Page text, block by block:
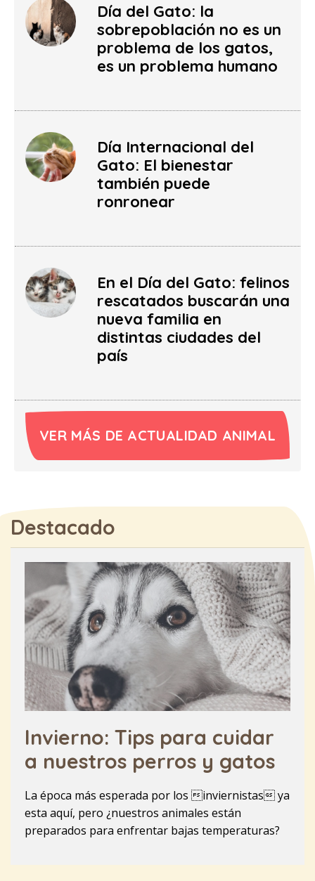
Día del Gato: la
sobrepoblación no es un
problema de los gatos,
es un problema humano
Día Internacional del
Gato: El bienestar
también puede
ronronear
En el Día del Gato: felinos
rescatados buscarán una
nueva familia en
distintas ciudades del
país
VER MÁS DE ACTUALIDAD ANIMAL
Destacado
Invierno: Tips para cuidar
a nuestros perros y gatos
La época más esperada por los inviernistas ya
esta aquí, pero ¿nuestros animales están
preparados para enfrentar bajas temperaturas?